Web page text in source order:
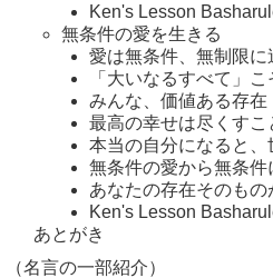
Ken's Lesson
無条件の愛を生きる
愛は無条件、無制限に
「大いなるすべて」
みんな、価値ある存在
最高の幸せは尽くすこ
本当の自分になると、
無条件の愛から無条件
あなたの存在そのもの
Ken's Lesson
あとがき
（名言の一部紹介）